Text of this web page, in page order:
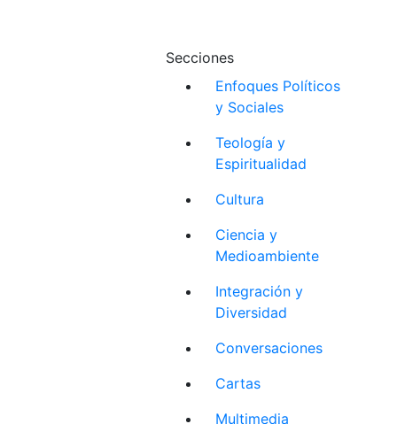
Secciones
Enfoques Políticos
y Sociales
Teología y
Espiritualidad
Cultura
Ciencia y
Medioambiente
Integración y
Diversidad
Conversaciones
Cartas
Multimedia